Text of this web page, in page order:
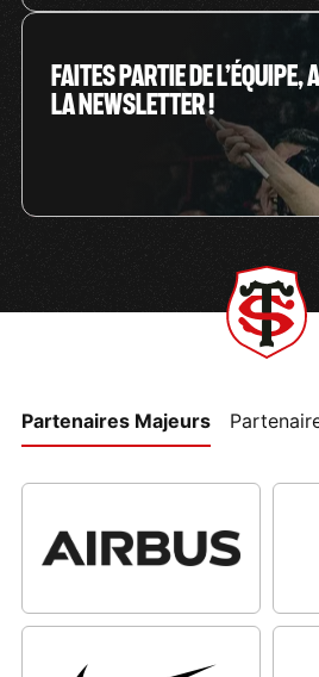
FAITES PARTIE DE L’ÉQUIPE,
LA NEWSLETTER !
Partenaires Majeurs